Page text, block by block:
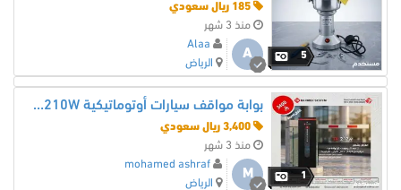
5
منذ 3 شهر
A
Alaa
الرياض
1
بوابة مواقف سيارات أوتوماتيكية TA-210W – عرض خاص في السعودية
منذ 3 شهر
M
mohamed ashraf
الرياض